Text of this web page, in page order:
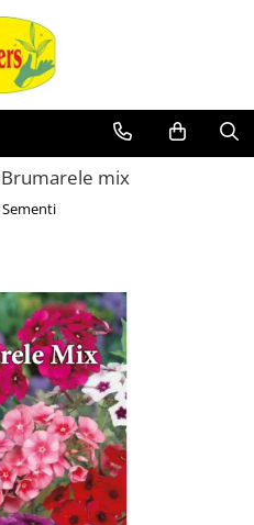
mix